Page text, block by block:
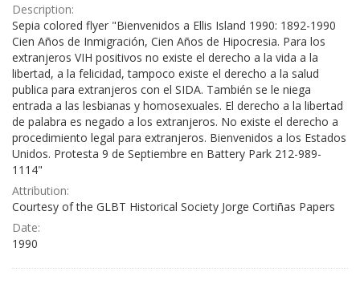
Description:
Sepia colored flyer "Bienvenidos a Ellis Island 1990: 1892-1990
Cien Años de Inmigración, Cien Años de Hipocresia. Para los
extranjeros VIH positivos no existe el derecho a la vida a la
libertad, a la felicidad, tampoco existe el derecho a la salud
publica para extranjeros con el SIDA. También se le niega
entrada a las lesbianas y homosexuales. El derecho a la libertad
de palabra es negado a los extranjeros. No existe el derecho a
procedimiento legal para extranjeros. Bienvenidos a los Estados
Unidos. Protesta 9 de Septiembre en Battery Park 212-989-
1114"
Attribution:
Courtesy of the GLBT Historical Society Jorge Cortiñas Papers
Date:
1990